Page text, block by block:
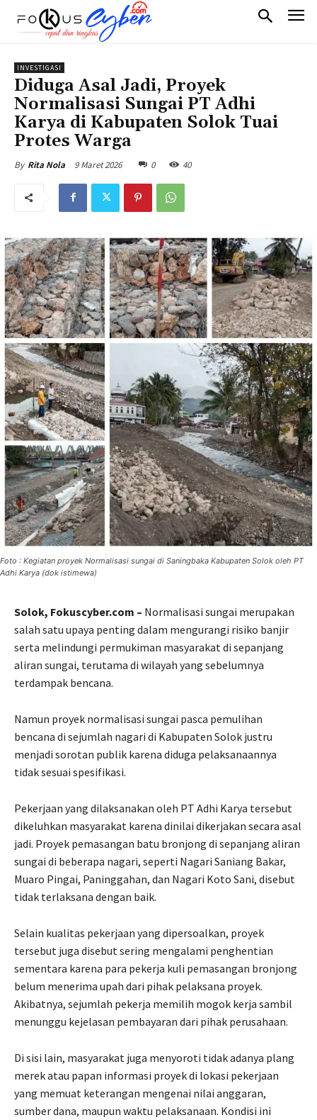
INVESTIGASI
Diduga Asal Jadi, Proyek
Normalisasi Sungai PT Adhi
Karya di Kabupaten Solok Tuai
Protes Warga
By Rita Nola 9 Maret 2026 0 40
Foto : Kegiatan proyek Normalisasi sungai di Saningbaka Kabupaten Solok oleh PT
Adhi Karya (dok istimewa)
Solok, Fokuscyber.com – Normalisasi sungai merupakan
salah satu upaya penting dalam mengurangi risiko banjir
serta melindungi permukiman masyarakat di sepanjang
aliran sungai, terutama di wilayah yang sebelumnya
terdampak bencana.
Namun proyek normalisasi sungai pasca pemulihan
bencana di sejumlah nagari di Kabupaten Solok justru
menjadi sorotan publik karena diduga pelaksanaannya
tidak sesuai spesifikasi.
Pekerjaan yang dilaksanakan oleh PT Adhi Karya tersebut
dikeluhkan masyarakat karena dinilai dikerjakan secara asal
jadi. Proyek pemasangan batu bronjong di sepanjang aliran
sungai di beberapa nagari, seperti Nagari Saniang Bakar,
Muaro Pingai, Paninggahan, dan Nagari Koto Sani, disebut
tidak terlaksana dengan baik.
Selain kualitas pekerjaan yang dipersoalkan, proyek
tersebut juga disebut sering mengalami penghentian
sementara karena para pekerja kuli pemasangan bronjong
belum menerima upah dari pihak pelaksana proyek.
Akibatnya, sejumlah pekerja memilih mogok kerja sambil
menunggu kejelasan pembayaran dari pihak perusahaan.
Di sisi lain, masyarakat juga menyoroti tidak adanya plang
merek atau papan informasi proyek di lokasi pekerjaan
yang memuat keterangan mengenai nilai anggaran,
sumber dana, maupun waktu pelaksanaan. Kondisi ini